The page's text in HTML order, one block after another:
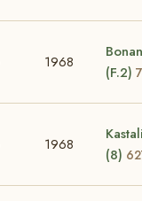
1968
(F.2)
1968
(8)